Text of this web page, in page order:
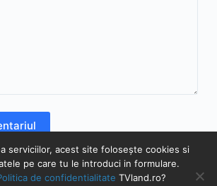
serviciilor, acest site folosește cookies si
pe care tu le introduci in formulare.
de confidentialitate TVland.ro?